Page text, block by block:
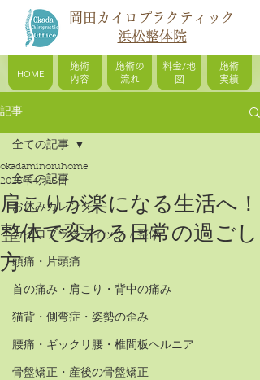
HOME
施術
内容
施術の
流れ
料金/地
図
施術
実績
岡田カイロプラクティック
浜松整体院
記事
全ての記事
お休みカレンダー
カイロプラクティック / 整体
頭痛・片頭痛
首の痛み・肩こり・背中の痛み
猫背・側弯症・姿勢の歪み
腰痛・ギックリ腰・椎間板ヘルニア
骨盤矯正・産後の骨盤矯正
全ての記事
肩こりが楽になる生活へ！
整体で変わる日常の過ごし
方
okadaminoruhome
2025年4月15日